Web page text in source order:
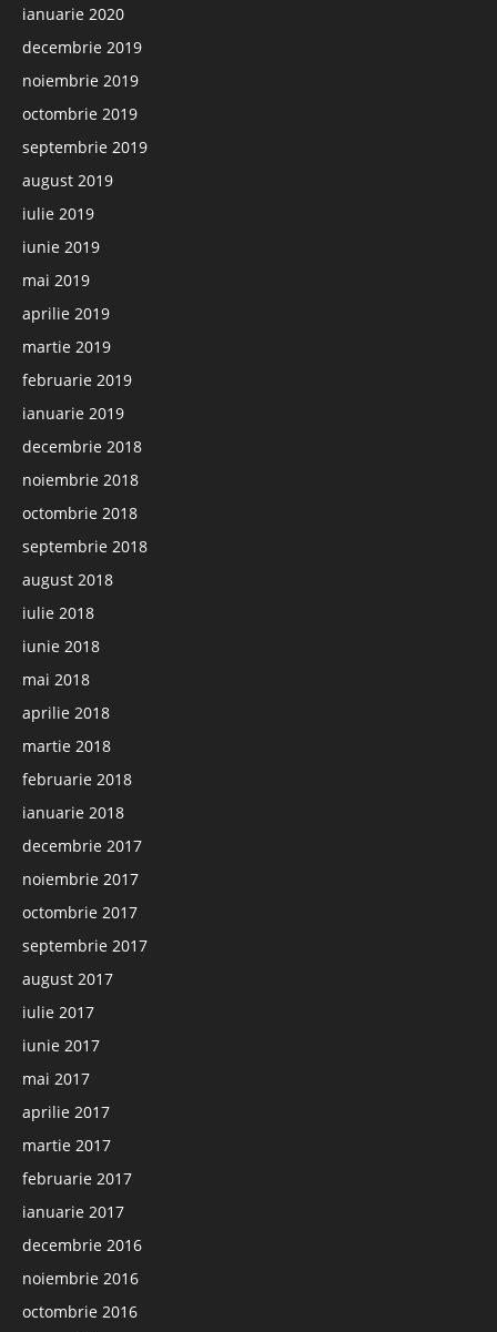
ianuarie 2020
decembrie 2019
noiembrie 2019
octombrie 2019
septembrie 2019
august 2019
iulie 2019
iunie 2019
mai 2019
aprilie 2019
martie 2019
februarie 2019
ianuarie 2019
decembrie 2018
noiembrie 2018
octombrie 2018
septembrie 2018
august 2018
iulie 2018
iunie 2018
mai 2018
aprilie 2018
martie 2018
februarie 2018
ianuarie 2018
decembrie 2017
noiembrie 2017
octombrie 2017
septembrie 2017
august 2017
iulie 2017
iunie 2017
mai 2017
aprilie 2017
martie 2017
februarie 2017
ianuarie 2017
decembrie 2016
noiembrie 2016
octombrie 2016